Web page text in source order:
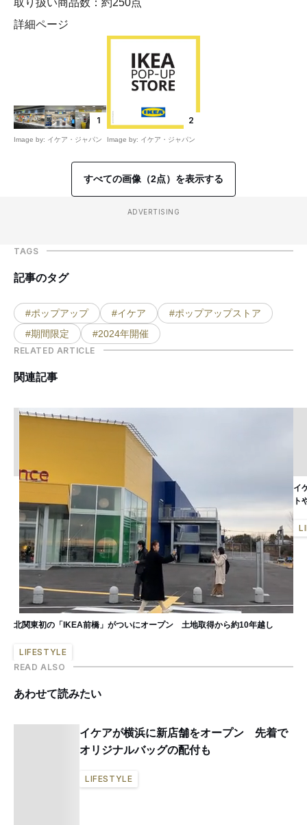
取り扱い商品数：約250点
詳細ページ
1
Image by: イケア・ジャパン
2
Image by: イケア・ジャパン
すべての画像（2点）を表示する
ADVERTISING
TAGS
記事のタグ
#ポップアップ #イケア
#ポップアップストア
#期間限定
#2024年開催
RELATED ARTICLE
関連記事
北関東初の「IKEA前橋」がついにオープン 土地取得から約10年越し
LIFESTYLE
イ
ト
READ ALSO
あわせて読みたい
イケアが横浜に新店舗をオープン 先着で
オリジナルバッグの配付も
LIFESTYLE